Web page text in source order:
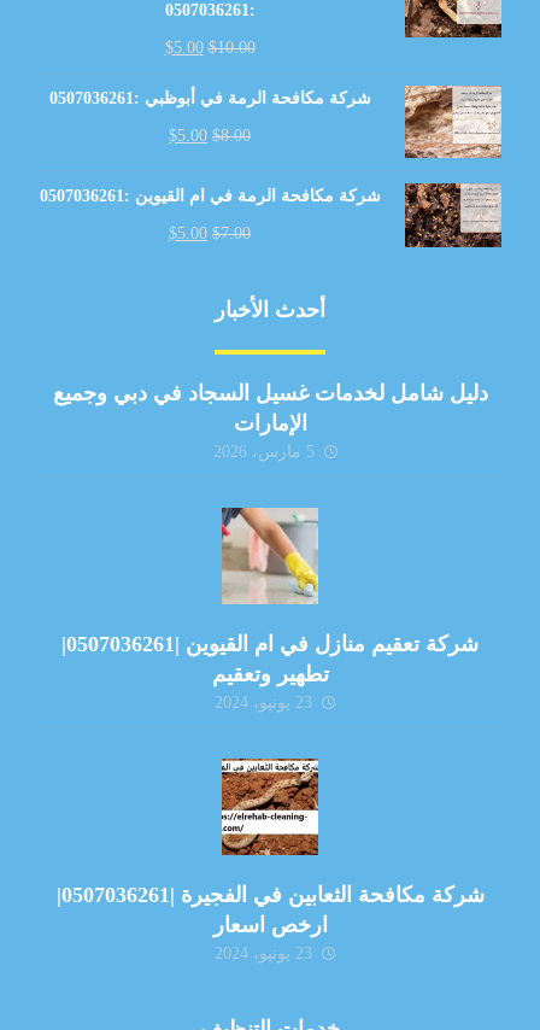
:0507036261
$10.00
$5.00
شركة مكافحة الرمة في أبوظبي :0507036261
$8.00
$5.00
شركة مكافحة الرمة في ام القيوين :0507036261
$7.00
$5.00
أحدث الأخبار
دليل شامل لخدمات غسيل السجاد في دبي وجميع
الإمارات
5 مارس، 2026
شركة تعقيم منازل في ام القيوين |0507036261|
تطهير وتعقيم
23 يونيو، 2024
شركة مكافحة الثعابين في الفجيرة |0507036261|
ارخص اسعار
23 يونيو، 2024